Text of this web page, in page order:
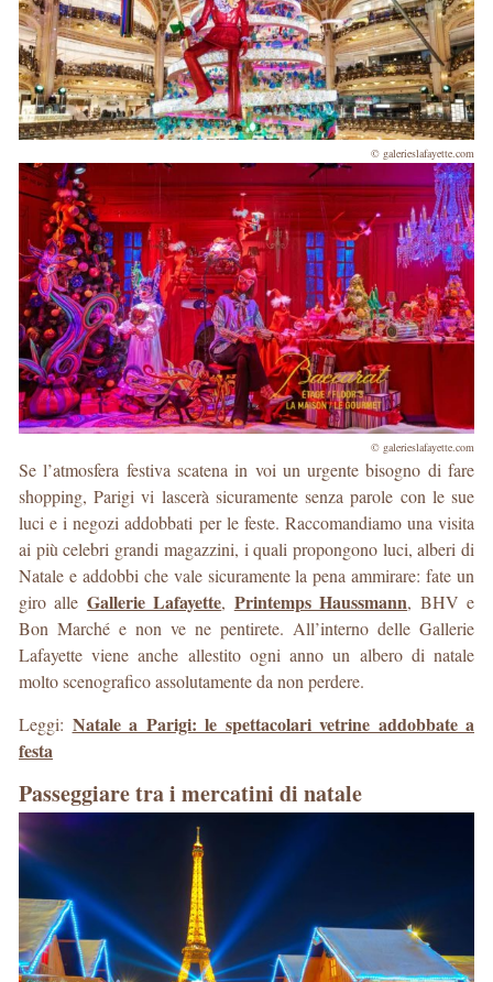
© galerieslafayette.com
© galerieslafayette.com
Se l’atmosfera festiva scatena in voi un urgente bisogno di fare
shopping, Parigi vi lascerà sicuramente senza parole con le sue
luci e i negozi addobbati per le feste. Raccomandiamo una visita
ai più celebri grandi magazzini, i quali propongono luci, alberi di
Natale e addobbi che vale sicuramente la pena ammirare: fate un
giro alle Gallerie Lafayette, Printemps Haussmann, BHV e
Bon Marché e non ve ne pentirete. All’interno delle Gallerie
Lafayette viene anche allestito ogni anno un albero di natale
molto scenografico assolutamente da non perdere.
Leggi: Natale a Parigi: le spettacolari vetrine addobbate a
festa
Passeggiare tra i mercatini di natale